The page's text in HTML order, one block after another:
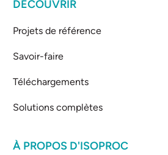
DÉCOUVRIR
Projets de référence
Savoir-faire
Téléchargements
Solutions complètes
À PROPOS D'ISOPROC